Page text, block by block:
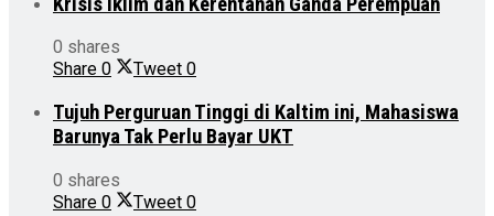
0 shares
Share 0 Tweet 0
Tujuh Perguruan Tinggi di Kaltim ini, Mahasiswa
Barunya Tak Perlu Bayar UKT
0 shares
Share 0 Tweet 0